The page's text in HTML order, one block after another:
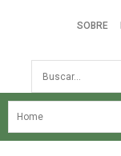
SOBRE
Busca
NOSSA HISTÓRIA